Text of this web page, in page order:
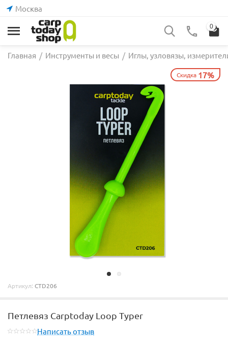
Москва
0
Главная / Инструменты и весы / Иглы, узловязы,
Скидка 17%
Артикул: CTD206
Петлевяз Carptoday Loop Typer
Написать отзыв